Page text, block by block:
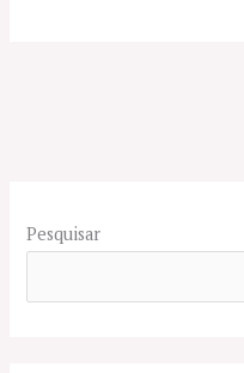
Pesquisar